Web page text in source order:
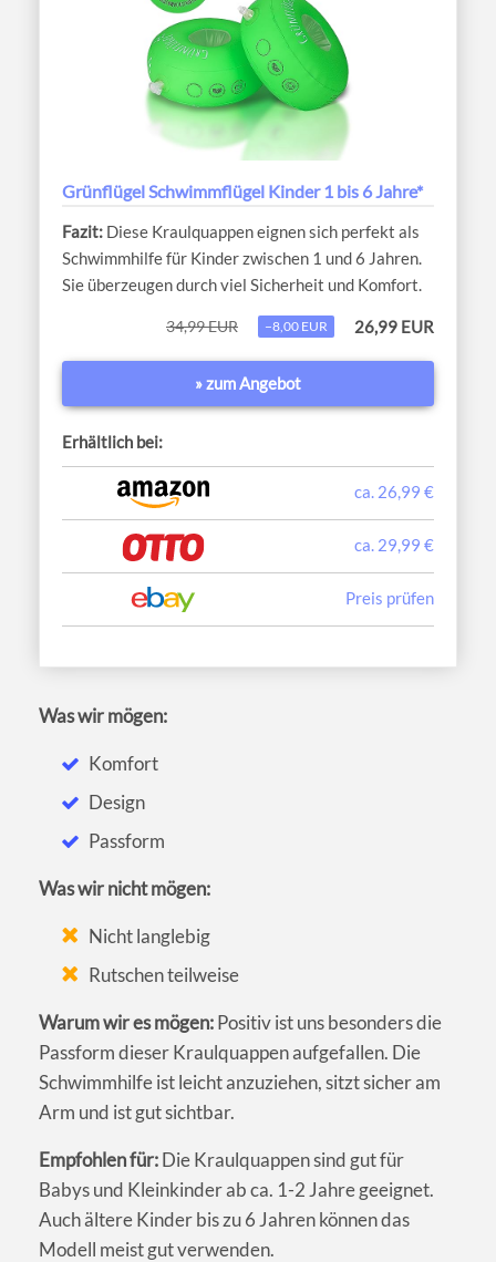
Grünflügel Schwimmflügel Kinder 1 bis 6 Jahre*
Diese Kraulquappen eignen sich perfekt als
Schwimmhilfe für Kinder zwischen 1 und 6 Jahren.
Sie überzeugen durch viel Sicherheit und Komfort.
34,99 EUR −8,00 EUR 26,99 EUR
» zum Angebot
Erhältlich bei:
ca. 26,99 €
ca. 29,99 €
Preis prüfen
Was wir mögen:
Komfort
Design
Passform
Was wir nicht mögen:
Nicht langlebig
Rutschen teilweise
Warum wir es mögen:Positiv ist uns besonders die
Passform dieser Kraulquappen aufgefallen. Die
Schwimmhilfe ist leicht anzuziehen, sitzt sicher am
Arm und ist gut sichtbar.
Empfohlen für:Die Kraulquappen sind gut für
Babys und Kleinkinder ab ca. 1-2 Jahre geeignet.
Auch ältere Kinder bis zu 6 Jahren können das
Modell meist gut verwenden.